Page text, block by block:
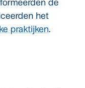
de
het
praktijken.